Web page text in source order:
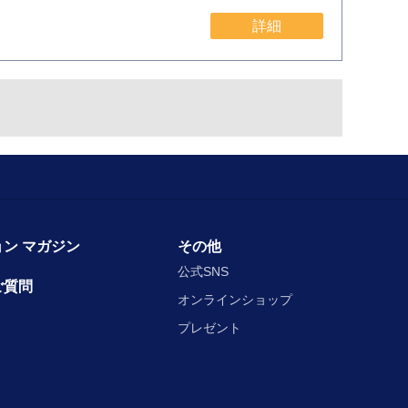
詳細
マガジン
問
その他
公式SNS
オンラインショップ
プレゼント